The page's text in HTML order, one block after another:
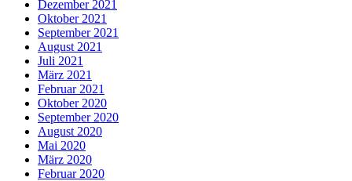
Dezember 2021
Oktober 2021
September 2021
August 2021
Juli 2021
März 2021
Februar 2021
Oktober 2020
September 2020
August 2020
Mai 2020
März 2020
Februar 2020